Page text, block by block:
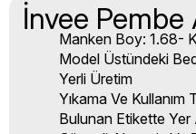
İnvee Pembe
Manken Boy: 1.68-
Model Üstündeki
Yerli Üretim
Yıkama Ve Kullanım
Bulunan Etikette Yer